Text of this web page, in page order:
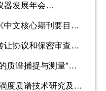
器发展年会
中文核心期刊要目总
让协议和保密审查证
质谱捕捉与测量”专
度质谱技术研究及应